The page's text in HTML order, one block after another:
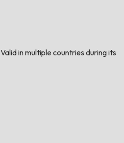
Valid in multiple countries during its